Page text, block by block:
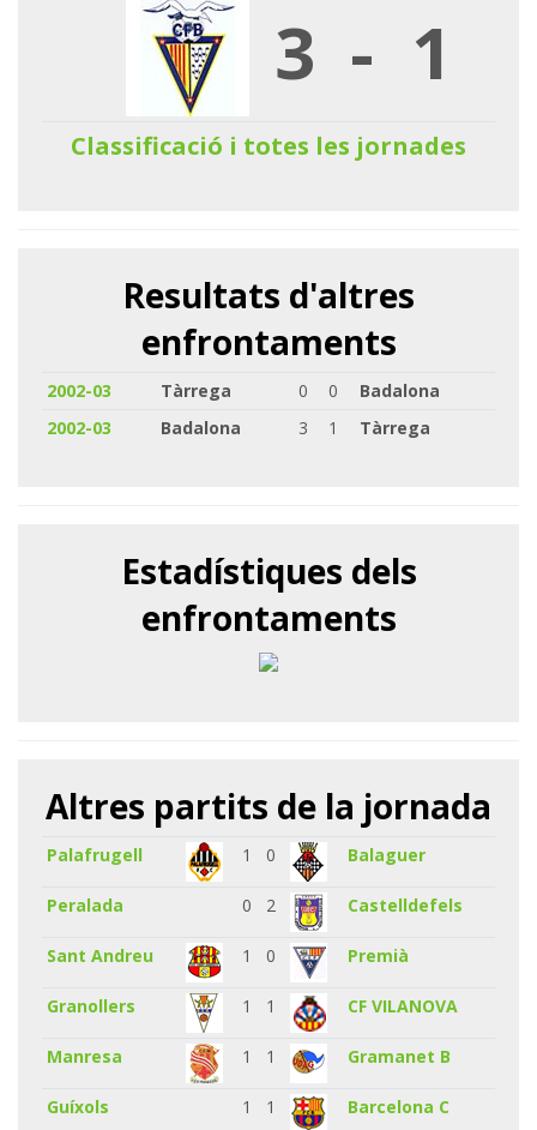
3 - 1
Classificació i totes les jornades
Resultats d'altres
enfrontaments
2002-03 Tàrrega 0 0
Badalona
2002-03
Badalona 3 1 Tàrrega
Estadístiques dels
enfrontaments
Altres partits de la jornada
Palafrugell 1 0 Balaguer
Peralada 0 2 Castelldefels
Sant Andreu 1 0 Premià
Granollers 1 1 CF VILANOVA
Manresa 1 1 Gramanet B
Guíxols 1 1 Barcelona C